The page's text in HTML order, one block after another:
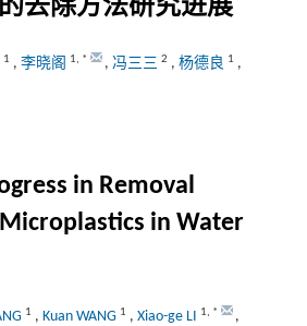
去除方法研究进展
1 , 李晓阁 1, * , 冯三三 2 , 杨德良 1 ,
in Removal
in Water
1 , Kuan WANG 1 , Xiao-ge LI 1, *
,